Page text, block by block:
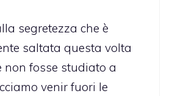
segretezza che è
saltata questa volta
non fosse studiato a
venir fuori le